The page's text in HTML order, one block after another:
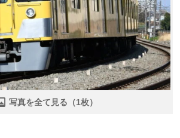
写真を全て見る（1枚）